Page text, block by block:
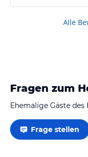
Alle
Fragen zum
Ehemalige Gäste
Frage stellen